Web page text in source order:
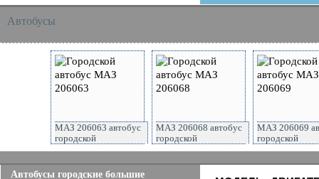
Автобусы
МАЗ 206063 автобус
городской
МАЗ 206068 автобус
городской
МАЗ 206069
городской
Автобусы городские большие